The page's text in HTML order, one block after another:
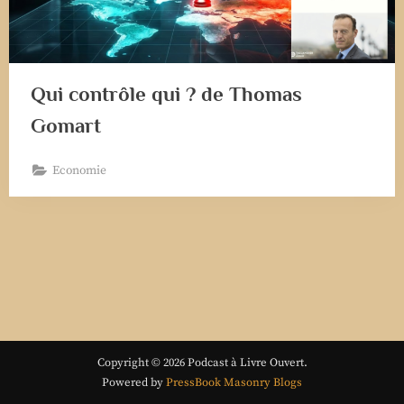
Qui contrôle qui ? de Thomas
Gomart
Economie
Copyright © 2026 Podcast à Livre Ouvert.
Powered byPressBook Masonry Blogs